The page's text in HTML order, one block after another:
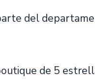
del
de 5